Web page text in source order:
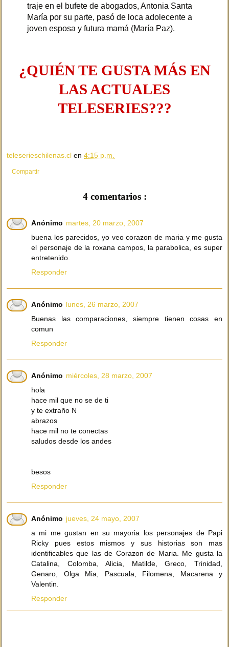
traje en el bufete de abogados, Antonia Santa
María por su parte, pasó de loca adolecente a
joven esposa y futura mamá (María Paz).
¿QUIÉN TE GUSTA MÁS EN
LAS ACTUALES
TELESERIES???
teleserieschilenas.cl en 4:15 p.m.
Compartir
4 comentarios :
Anónimo martes, 20 marzo, 2007
buena los parecidos, yo veo corazon de maria y me gusta
el personaje de la roxana campos, la parabolica, es super
entretenido.
Responder
Anónimo lunes, 26 marzo, 2007
Buenas las comparaciones, siempre tienen cosas en
comun
Responder
Anónimo miércoles, 28 marzo, 2007
hola
hace mil que no se de ti
y te extraño N
abrazos
hace mil no te conectas
saludos desde los andes
besos
Responder
Anónimo jueves, 24 mayo, 2007
a mi me gustan en su mayoria los personajes de Papi
Ricky pues estos mismos y sus historias son mas
identificables que las de Corazon de Maria. Me gusta la
Catalina, Colomba, Alicia, Matilde, Greco, Trinidad,
Genaro, Olga Mia, Pascuala, Filomena, Macarena y
Valentin.
Responder